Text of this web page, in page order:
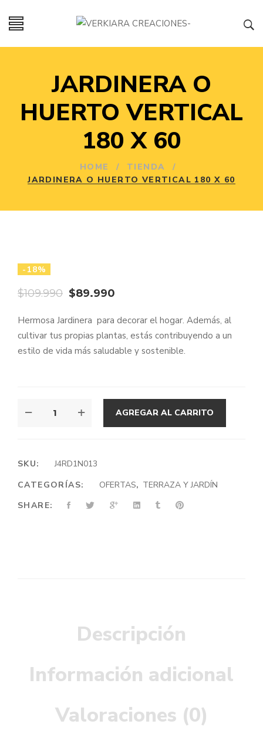
JARDINERA O
HUERTO VERTICAL
180 X 60
HOME / TIENDA
/
JARDINERA O HUERTO VERTICAL 180 X 60
-18%
$109.990 El
original
era:
$89.990
actual
es:
Hermosa Jardinera para decorar el hogar. Además, al
cultivar tus propias plantas, estás contribuyendo a un
estilo de vida más saludable y sostenible.
180
60
CANTIDAD
AGREGAR AL CARRITO
SKU:
J4RD1N013
CATEGORÍAS:
OFERTAS, TERRAZA Y JARDÍN
SHARE:
Descripción
Información adicional
Valoraciones (0)